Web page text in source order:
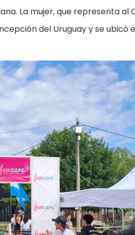
La mujer, que representa al
del Uruguay y se ubicó